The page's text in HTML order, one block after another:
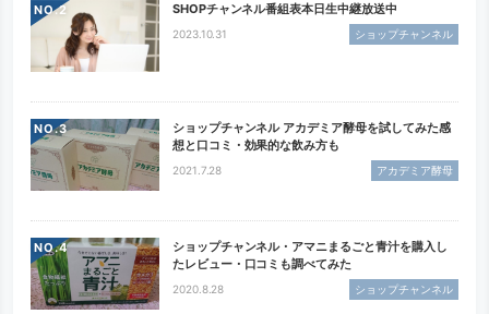
NO. SHOPチャンネル番組表本日生中継放送中
2023.10.31 ショップチャンネル
NO.
ショップチャンネル アカデミア酵母を試してみた感
想と口コミ・効果的な飲み方も
2021.7.28 アカデミア酵母
NO.
ショップチャンネル・アマニまるごと青汁を購入し
たレビュー・口コミも調べてみた
2020.8.28 ショップチャンネル